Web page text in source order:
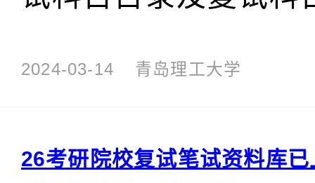
2024-03-14 青岛理工大学
26考研院校复试笔试资料库